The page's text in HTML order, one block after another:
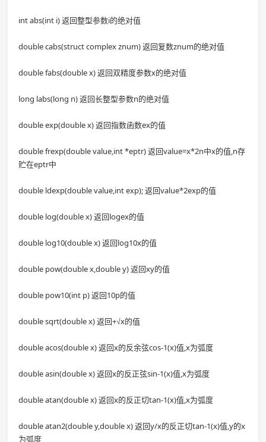
int abs(int i) 返回整型参数i的绝对值
double cabs(struct complex znum) 返回复数znum的绝对值
double fabs(double x) 返回双精度参数x的绝对值
long labs(long n) 返回长整型参数n的绝对值
double exp(double x) 返回指数函数ex的值
double frexp(double value,int *eptr) 返回value=x*2n中x的值,n存
贮在eptr中
double ldexp(double value,int exp); 返回value*2exp的值
double log(double x) 返回logex的值
double log10(double x) 返回log10x的值
double pow(double x,double y) 返回xy的值
double pow10(int p) 返回10p的值
double sqrt(double x) 返回+√x的值
double acos(double x) 返回x的反余弦cos-1(x)值,x为弧度
double asin(double x) 返回x的反正弦sin-1(x)值,x为弧度
double atan(double x) 返回x的反正切tan-1(x)值,x为弧度
double atan2(double y,double x) 返回y/x的反正切tan-1(x)值,y的x
为弧度